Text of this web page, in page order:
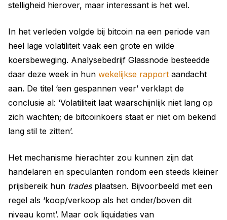
stelligheid hierover, maar interessant is het wel.
In het verleden volgde bij bitcoin na een periode van
heel lage volatiliteit vaak een grote en wilde
koersbeweging. Analysebedrijf Glassnode besteedde
daar deze week in hun wekelijkse rapport aandacht
aan. De titel ‘een gespannen veer’ verklapt de
conclusie al: ‘Volatiliteit laat waarschijnlijk niet lang op
zich wachten; de bitcoinkoers staat er niet om bekend
lang stil te zitten’.
Het mechanisme hierachter zou kunnen zijn dat
handelaren en speculanten rondom een steeds kleiner
prijsbereik hun tradesplaatsen. Bijvoorbeeld met een
regel als ‘koop/verkoop als het onder/boven dit
niveau komt’. Maar ook liquidaties van